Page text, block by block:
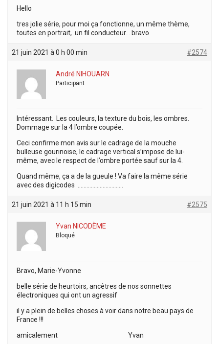
Hello
tres jolie série, pour moi ça fonctionne, un même thème,
toutes en portrait, un fil conducteur… bravo
21 juin 2021 à 0 h 00 min #2574
André NIHOUARN
Participant
Intéressant. Les couleurs, la texture du bois, les ombres.
Dommage sur la 4 l’ombre coupée.
Ceci confirme mon avis sur le cadrage de la mouche
bulleuse gourinoise, le cadrage vertical s’impose de lui-
même, avec le respect de l’ombre portée sauf sur la 4.
Quand même, ça a de la gueule ! Va faire la même série
avec des digicodes ………………………….
21 juin 2021 à 11 h 15 min #2575
Yvan NICODÈME
Bloqué
Bravo, Marie-Yvonne
belle série de heurtoirs, ancêtres de nos sonnettes
électroniques qui ont un agressif
il y a plein de belles choses à voir dans notre beau pays de
France !!!
amicalement Yvan